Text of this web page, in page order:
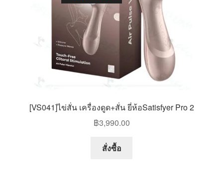
[VS041]ไข่สั่น เครื่องดูด+สั่น ยี่ห้อSatisfyer Pro 2
฿3,990.00
สั่งซื้อ